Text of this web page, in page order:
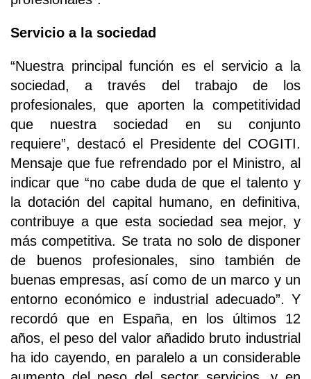
Servicio a la sociedad
“Nuestra principal función es el servicio a la
sociedad, a través del trabajo de los
profesionales, que aporten la competitividad
que nuestra sociedad en su conjunto
requiere”, destacó el Presidente del COGITI.
Mensaje que fue refrendado por el Ministro, al
indicar que “no cabe duda de que el talento y
la dotación del capital humano, en definitiva,
contribuye a que esta sociedad sea mejor, y
más competitiva. Se trata no solo de disponer
de buenos profesionales, sino también de
buenas empresas, así como de un marco y un
entorno económico e industrial adecuado”. Y
recordó que en España, en los últimos 12
años, el peso del valor añadido bruto industrial
ha ido cayendo, en paralelo a un considerable